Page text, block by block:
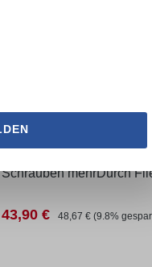
Holzkraft
Tersa 300 x 10 x 2,3
Hobelmesserwechsel in
Schrauben mehrDurch
Verkaufspreis:
43,90 € Regulärer Preis:
48,67 € (9.8%